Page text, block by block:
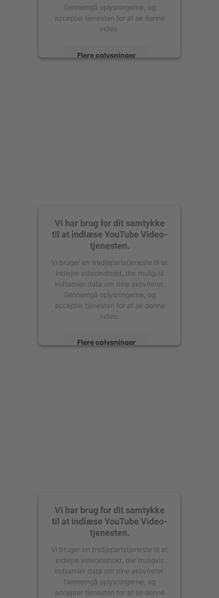
Gennemgå oplysningerne, og
accepter tjenesten for at se denne
video.
Flere oplysninger
Vi har brug for dit samtykke
til at indlæse YouTube Video-
tjenesten.
Vi bruger en tredjepartstjeneste til at
indlejre videoindhold, der muligvis
indsamler data om dine aktiviteter.
Gennemgå oplysningerne, og
accepter tjenesten for at se denne
video.
Flere oplysninger
Vi har brug for dit samtykke
til at indlæse YouTube Video-
tjenesten.
Vi bruger en tredjepartstjeneste til at
indlejre videoindhold, der muligvis
indsamler data om dine aktiviteter.
Gennemgå oplysningerne, og
accepter tjenesten for at se denne